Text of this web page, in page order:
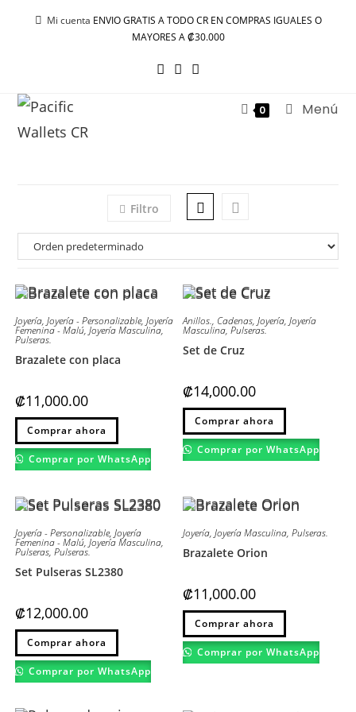
Mi cuenta ENVIO GRATIS A TODO CR EN COMPRAS IGUALES O
MAYORES A ₡30.000
0 Menú
Filtro
Joyería, Joyería - Personalizable, Joyería
Femenina - Malú, Joyería Masculina,
Pulseras.
Brazalete con placa
₡11,000.00
Comprar ahora
Este
tiene
múltiples
variantes.
se
pueden
en
la
de
producto
Comprar por WhatsApp
Anillos., Cadenas,Joyería,Joyería
Masculina,Pulseras.
Set de Cruz
₡14,000.00
Comprar ahora
Comprar por WhatsApp
Joyería - Personalizable, Joyería
Femenina - Malú, Joyería Masculina,
Pulseras, Pulseras.
Set Pulseras SL2380
₡12,000.00
Comprar ahora
Comprar por WhatsApp
Joyería,Joyería Masculina,Pulseras.
Brazalete Orion
₡11,000.00
Comprar ahora
Este
tiene
múltiples
variantes.
Comprar por WhatsApp